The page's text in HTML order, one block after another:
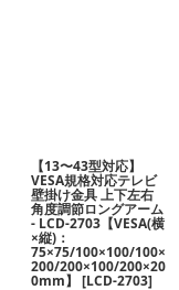
【13〜43型対応】
VESA規格対応テレビ
壁掛け金具 上下左右
角度調節ロングアーム
- LCD-2703【VESA(横
×縦)：
75×75/100×100/100×
200/200×100/200×20
0mm】
[LCD-2703]